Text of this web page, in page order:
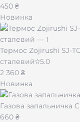
450 ₴
Новинка
Термос Zojirushi SJ-
сталевий
5.0
2 360 ₴
Новинка
Газова запальничка
660 ₴